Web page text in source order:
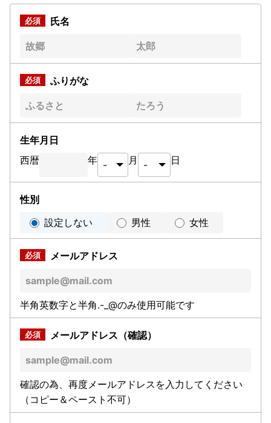
氏名
ふりがな
生年月日
西暦
年 月 日
性別
設定しない
男性 女性
メールアドレス
半角英数字と半角.-_@のみ使用可能です
メールアドレス（確認）
確認の為、再度メールアドレスを入力してください
（コピー＆ペースト不可）